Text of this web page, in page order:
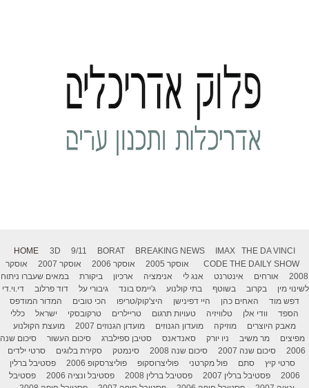
HOME 3D 9/11 BORAT BREAKING NEWS IMAX
THE DA VINCI
CODE THE DAILY SHOW אוסקר 2005 אוסקר 2006 אוסקר 2007
אוסקר
2008
אורחים אינטרנט אנג לי אנימציה ארכיון ביקורת
במאים שעברו ניתוח
לשינוי מין
בקרוב בשוטף בתי קולנוע ג'יימס בונד גיבורי על דוד פרלוב
די.וי.די
דפש מוד
האחים כהן היי דפינישן היצ'קוק/טריפו הכי טובים
המדור המודפס
הספד
וודי אלן טלוויזיה טעויות תרגום טריילרים טרקובסקי ישראל
כללי
מאבק היוצרים
מוזיקה מועדון הגנוזים מועדון הגנוזים 2007
מועצת הקולנוע
מפיצים
מר משיב ניו יורק סאנדאנס סטיבן ספילברג סיכום העשור
סיכום שנה
2006
סיכום שנה 2007 סיכום שנה 2008 סינמטק סקירת בלוגים
סרטי ילדים
סרטי קיץ
סתם פול מקרטני פוליצרוסקופ פוליצרסקופ 2006
פסטיבל ברלין
2006
פסטיבל ברלין 2007 פסטיבל ברלין 2008 פסטיבל ונציה 2006
פסטיבל